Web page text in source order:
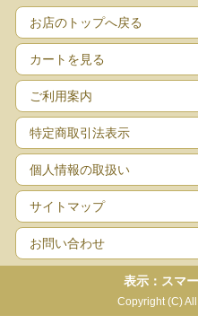
お店のトップへ戻る
カートを見る
ご利用案内
特定商取引法表示
個人情報の取扱い
サイトマップ
お問い合わせ
表示：スマ
Copyright (C)